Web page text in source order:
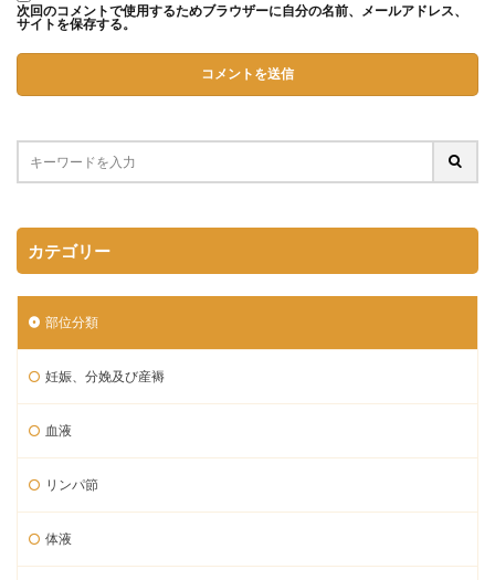
次回のコメントで使用するためブラウザーに自分の名前、メールアドレス、
サイトを保存する。
カテゴリー
部位分類
妊娠、分娩及び産褥
血液
リンパ節
体液